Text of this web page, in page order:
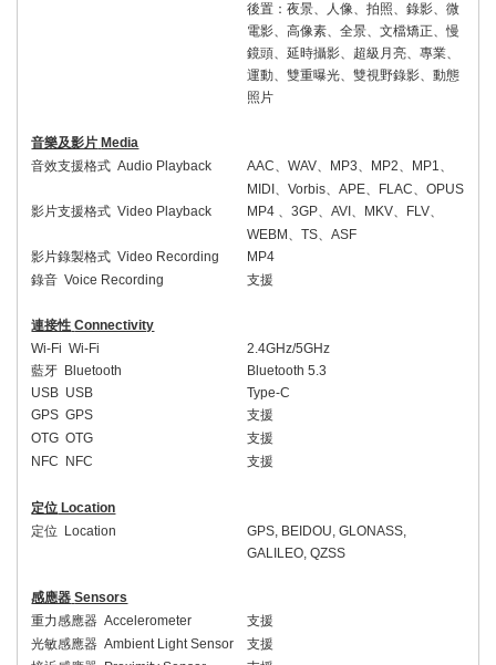
後置：夜景、人像、拍照、錄影、微
電影、高像素、全景、文檔矯正、慢
鏡頭、延時攝影、超級月亮、專業、
運動、雙重曝光、雙視野錄影、動態
照片
音樂及影片 Media
音效支援格式 Audio Playback AAC、WAV、 MP3、 MP2、 MP1、
MIDI 、Vorbis、APE、 FLAC、OPUS
影片支援格式 Video Playback MP4 、3GP、AVI 、 MKV、 FLV、
WEBM 、TS、ASF
影片錄製格式 Video Recording
MP4
錄音 Voice Recording 支援
連接性 Connectivity
Wi-Fi Wi-Fi
2.4GHz/5GHz
藍牙 Bluetooth
Bluetooth 5.3
USB USB
Type-C
GPS GPS
支援
OTG OTG
支援
NFC
NFC 支援
定位 Location
定位
Location
GPS, BEIDOU, GLONASS,
GALILEO, QZSS
感應器 Sensors
重力感應器 Accelerometer
支援
光敏感應器 Ambient Light Sensor
支援